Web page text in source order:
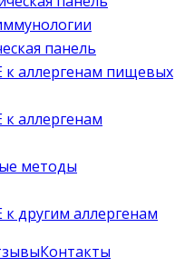
панель
к аллергенам пищевых
аллергенам
методы
другим аллергенам
Контакты